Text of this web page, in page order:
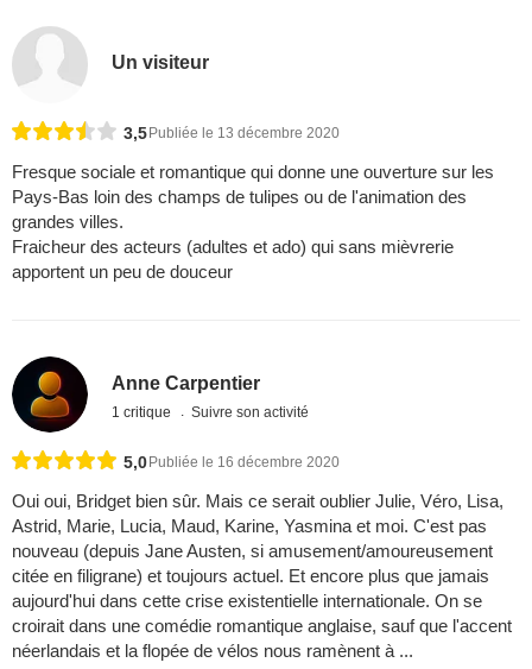
Un visiteur
3,5Publiée le 13 décembre 2020
Fresque sociale et romantique qui donne une ouverture sur les
Pays-Bas loin des champs de tulipes ou de l'animation des
grandes villes.
Fraicheur des acteurs (adultes et ado) qui sans mièvrerie
apportent un peu de douceur
Anne Carpentier
1 critique Suivre son activité
5,0Publiée le 16 décembre 2020
Oui oui, Bridget bien sûr. Mais ce serait oublier Julie, Véro, Lisa,
Astrid, Marie, Lucia, Maud, Karine, Yasmina et moi. C'est pas
nouveau (depuis Jane Austen, si amusement/amoureusement
citée en filigrane) et toujours actuel. Et encore plus que jamais
aujourd'hui dans cette crise existentielle internationale. On se
croirait dans une comédie romantique anglaise, sauf que l'accent
néerlandais et la flopée de vélos nous ramènent à ...